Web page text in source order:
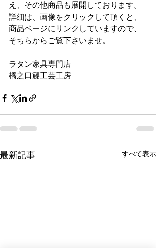
え、その他商品も展開しております。
詳細は、画像をクリックして頂くと、
商品ページにリンクしていますので、
そちらからご覧下さいませ。
ラタン家具専門店
橋之口籐工芸工房
最新記事 すべて表示